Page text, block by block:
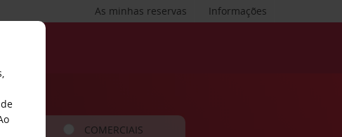
Informações
As minhas reservas
COMERCIAIS